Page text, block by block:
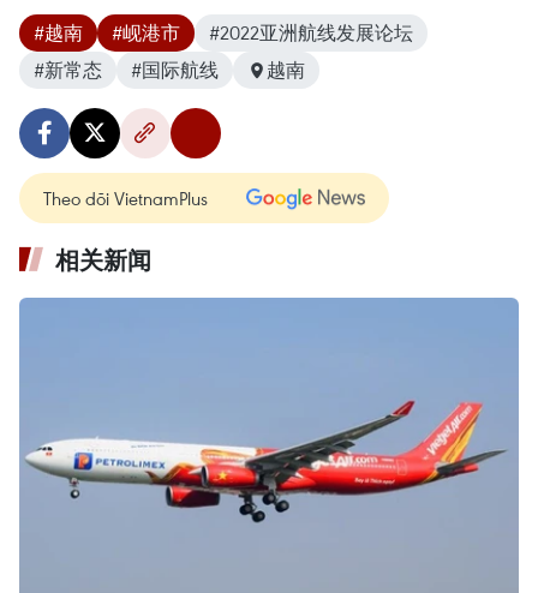
#越南 #岘港市
#2022亚洲航线发展论坛
#新常态
#国际航线 越南
Theo dõi VietnamPlus
相关新闻